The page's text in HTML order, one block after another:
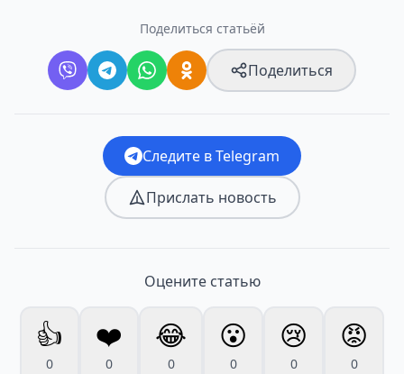
Поделиться статьёй
Поделиться
Следите в Telegram
Прислать новость
Оцените статью
👍
0
❤️
0
😂
0
😮
0
😢
0
😡
0